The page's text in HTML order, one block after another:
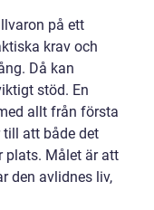
på ett
krav och
Då kan
stöd. En
allt från första
att både det
plats. Målet är att
den avlidnes liv,